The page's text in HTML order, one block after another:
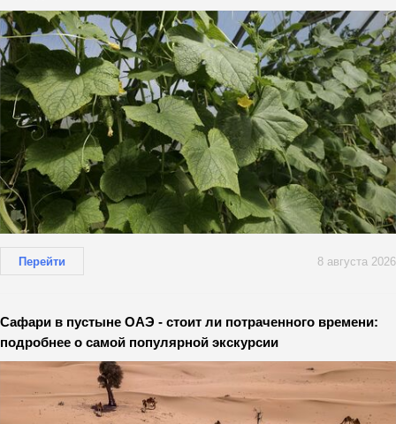
Перейти 8 августа 2026
Сафари в пустыне ОАЭ - стоит ли потраченного времени:
подробнее о самой популярной экскурсии